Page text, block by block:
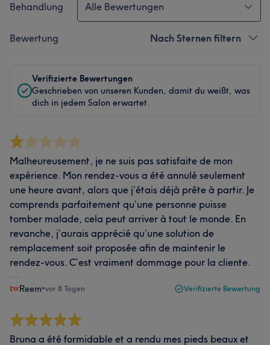
Behandlung Alle Bewertungen
Bewertung Nach Sternen filtern
Verifizierte Bewertungen
Geschrieben von unseren Kunden, damit du weißt, was
dich in jedem Salon erwartet.
Malheureusement, je ne suis pas satisfaite de mon
expérience. Mon rendez-vous a été annulé seulement
une heure avant, alors que j’étais déjà prête à partir. Je
comprends parfaitement qu’une personne puisse
tomber malade, cela peut arriver à tout le monde. En
revanche, j’aurais apprécié qu’une solution de
remplacement soit proposée afin de maintenir le
rendez-vous. C’est vraiment dommage pour la cliente.
Reem•vor 8 Tagen Verifizierte Bewertung
Bruna a été formidable et a rendu mes pieds beaux et